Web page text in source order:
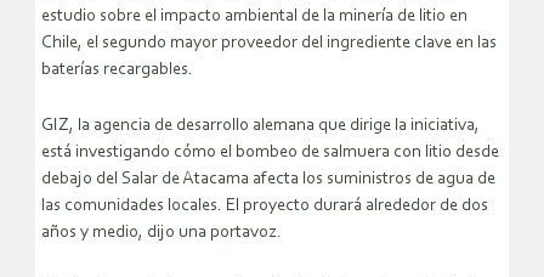
estudio sobre el impacto ambiental de la minería de litio en
Chile, el segundo mayor proveedor del ingrediente clave en las
baterías recargables.
GIZ, la agencia de desarrollo alemana que dirige la iniciativa,
está investigando cómo el bombeo de salmuera con litio desde
debajo del Salar de Atacama afecta los suministros de agua de
las comunidades locales. El proyecto durará alrededor de dos
años y medio, dijo una portavoz.